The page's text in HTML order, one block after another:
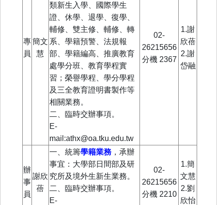
專
員
簡文
慧
類新生入學、國際學生
證、休學、退學、復學、
輔修、雙主修、輔修、轉
系、學籍預警、法規報
部、學籍編高、推廣教育
處學分班、教育學程實
習；榮譽學程、學分學程
及三全教育證明書製作等
相關業務。
二、臨時交辦事項。
E-
mail:athx@oa.tku.edu.tw
02-
26215656
分機 2367
1.謝
欣蓓
2.謝
岱融
辦
事
員
謝欣
蓓
一、統籌學籍業務 ，承辦
事宜：大學部日間部及研
究所及境外生新生業務。
二、臨時交辦事項。
E-
02-
26215656
分機 2210
1.簡
文慧
2.劉
欣怡